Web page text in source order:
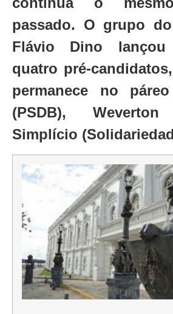
passado. O grupo
Flávio Dino
quatro pré-
permanece no
(PSDB),
Simplício